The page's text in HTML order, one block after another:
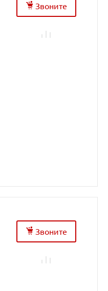
Звоните
Звоните